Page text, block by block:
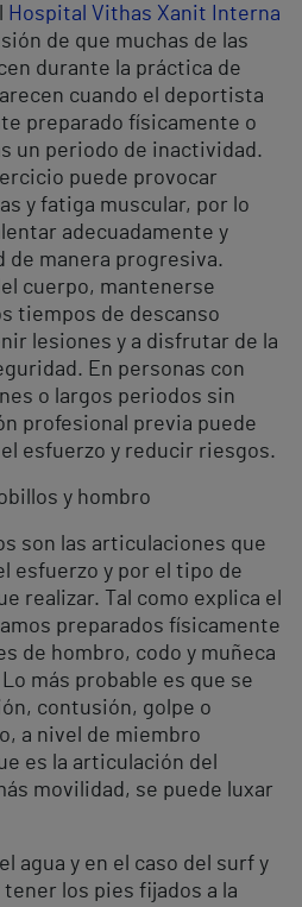
Hospital Vithas Xanit Interna
de que muchas de las
durante la práctica de
cuando el deportista
preparado físicamente o
un periodo de inactividad.
puede provocar
y fatiga muscular, por lo
adecuadamente y
de manera progresiva.
cuerpo, mantenerse
tiempos de descanso
lesiones y a disfrutar de la
En personas con
o largos periodos sin
profesional previa puede
esfuerzo y reducir riesgos.
y hombro
son las articulaciones que
esfuerzo y por el tipo de
realizar. Tal como explica el
preparados físicamente
de hombro, codo y muñeca
más probable es que se
contusión, golpe o
a nivel de miembro
es la articulación del
movilidad, se puede luxar
agua y en el caso del surf y
los pies fijados a la